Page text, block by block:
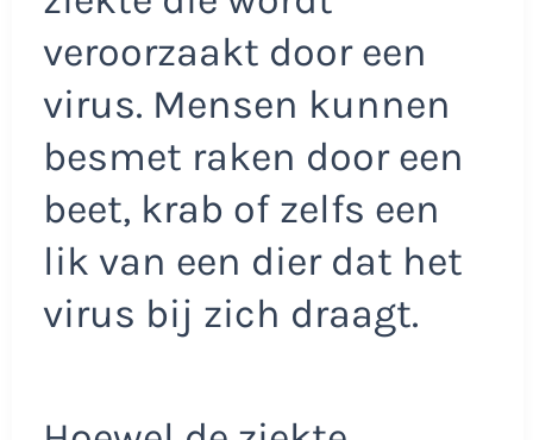
veroorzaakt door een
virus. Mensen kunnen
besmet raken door een
beet, krab of zelfs een
lik van een dier dat het
virus bij zich draagt.